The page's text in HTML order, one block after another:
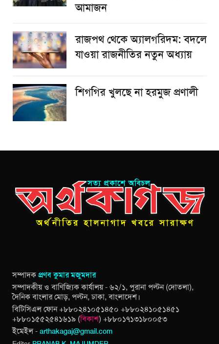
আমাজন
রাজপথ থেকে অ্যালগরিদম: বদলে
যাওয়া রাজনীতির নতুন অধ্যায়
শিগগির খুলছে না হরমুজ প্রণালী
সম্পাদকপ্রণব কুমার মজুমদার
সম্পাদকীয় ও বাণিজ্যিক কার্যালয় - ৬২/১, পুরানা পল্টন (দোতলা),
দৈনিক বাংলার মোড়, পল্টন, ঢাকা, বাংলাদেশ।
বিটিসিএল ফোন +৮৮০২৪১০৫১৪৫০ +৮৮০২৪১০৫১৪৫১
+৮৮০১৫৫২৫৪১৬১৯ (বিকাশ) +৮৮০১৭১৩১৮০০৫৩
ইমেইল - arthakagaj@gmail.com